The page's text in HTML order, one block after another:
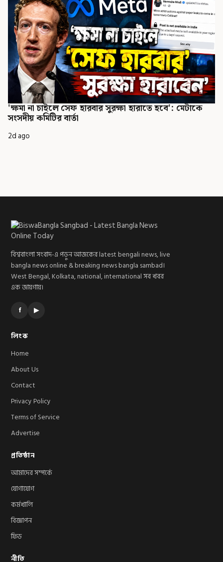
'ক্ষমা না চাইলে সেফ হারবার সুরক্ষা হারাতে হবে': মেটাকে
সংসদীয় কমিটির বার্তা
2d ago
বিশ্ববাংলা সংবাদ-এ পড়ুন আজকের latest bengali news, live
bangla news online & breaking news bangla sambad।
West Bengal, Kolkata, national, international সব খবর
এক জায়গায়।
f ▶
লিংক
Home
About Us
Contact
Privacy Policy
Terms of Service
Advertise
প্রতিষ্ঠান
আমাদের সম্পর্কে
যোগাযোগ
কর্মখালি
বিজ্ঞাপন
ফিড
নীতি